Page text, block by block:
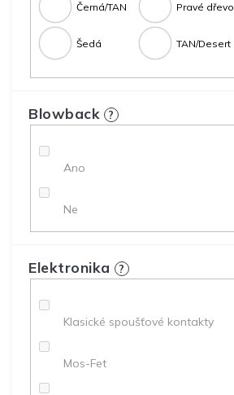
Černá/TAN Pravé dřevo
Šedá TAN/Desert
Blowback ?
Ano
Ne
Elektronika ?
Klasické spoušťové kontakty
Mos-Fet